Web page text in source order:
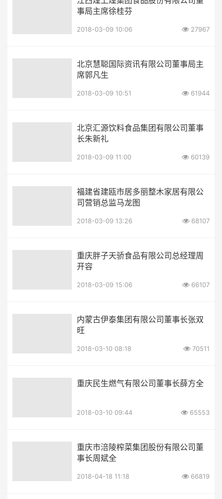
事局主席徐桂芬
2018-03-09 10:06 27967
北京慧聪国际资讯有限公司董事局主
席郭凡生
2018-03-09 10:51 61944
北京汇源饮料食品集团有限公司董事
长朱新礼
2018-03-09 11:00 60139
福建省建瓯市居多丽整木家居有限公
司营销总监马龙图
2018-03-09 13:26 68107
重庆胖子天骄食品有限公司总经理周
开容
2018-03-09 15:06 66107
内蒙古伊泰集团有限公司董事长张双
旺
2018-03-10 08:18 70511
重庆民生燃气有限公司董事长薛方全
2018-03-10 09:44 65553
重庆市涪陵榨菜集团股份有限公司董
事长周斌全
2018-04-18 11:18 66819